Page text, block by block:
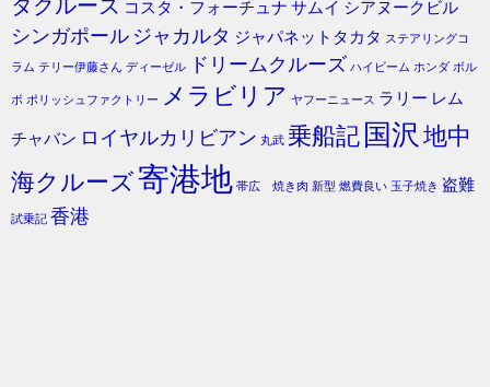
タクルーズ コスタ・フォーチュナ サムイ シアヌークビル
シンガポール ジャカルタ ジャパネットタカタ ステアリングコ
ラム テリー伊藤さん ディーゼル ドリームクルーズ ハイビーム ホンダ ボル
ボ ポリッシュファクトリー メラビリア ヤフーニュース ラリー レム
チャバン ロイヤルカリビアン 丸武 乗船記 国沢 地中
海クルーズ寄港地 帯広 焼き肉 新型 燃費良い 玉子焼き 盗難
試乗記 香港